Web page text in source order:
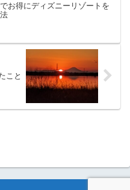
お得にディズニーリゾートを
こと